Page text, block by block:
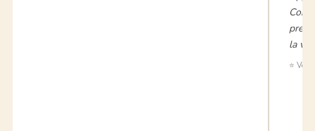
la
⭐